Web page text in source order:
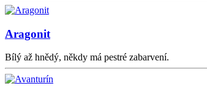
Aragonit
Bílý až hnědý, někdy má pestré zabarvení.